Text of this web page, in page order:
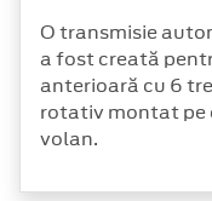
O transmisie
a fost creată
anterioară cu 6
rotativ montat pe
volan.